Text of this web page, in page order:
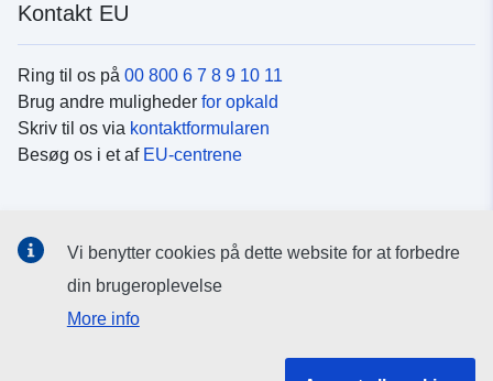
Kontakt EU
Ring til os på 00 800 6 7 8 9 10 11
Brug andre muligheder for opkald
Skriv til os via kontaktformularen
Besøg os i et af EU-centrene
Søg efter EU's sider påsociale medier
EU-institutioner og -organer
Vi benytter cookies på dette website for at forbedre
din brugeroplevelse
More info